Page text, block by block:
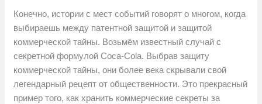
Конечно, истории с мест событий говорят о многом, когда
выбираешь между патентной защитой и защитой
коммерческой тайны. Возьмём известный случай с
секретной формулой Coca-Cola. Выбрав защиту
коммерческой тайны, они более века скрывали свой
легендарный рецепт от общественности. Это прекрасный
пример того, как хранить коммерческие секреты за